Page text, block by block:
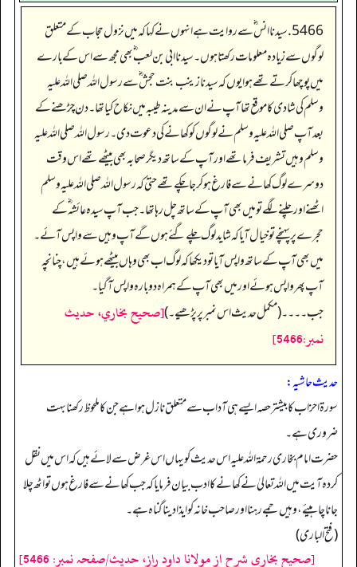
5466. سیدنا انس ؓ سے روایت ہے انہوں نے کہا کہ میں نزول حجاب کے متعلق
لوگوں سے زیادہ معلومات رکھتا ہوں۔ سیدنا ابی بن لعب ؓ بھی مجھ سے اس کے بارے
میں پوچھا کرتے تھے ہوا یوں کہ سیدنا زینب بنت حجش‬ ؓ س‬ے رسول اللہ صلی اللہ علیہ
وسلم کی شادی کا موقع تھا آپ نے ان سے مدینہ طیبہ میں نکاح کیا تھا۔ دن چڑھنے کے
بعد آپ صلی اللہ علیہ وسلم نے لوگوں کو کھانے کی دعوت دی۔ رسول اللہ صلی اللہ علیہ
وسلم وہیں تشریف فرما تھے اور آپ کے ساتھ دیگر صحابہ بھی بیٹھے تھے اس وقت
دوسرے لوگ کھانے سے فارغ ہو کر جا چکے تھے حتیٰ کہ رسول اللہ صلی اللہ علیہ وسلم
اٹھنے اور چلنے لگے تو میں بھی آپ کے ساتھ چل رہا تھا۔ جب آپ سیدہ عائشہ‬ ؓ ک‬ے
حجرے پر پہنچے تو خیال آیا کہ شاید لوگ چلے گئے ہوں گے آپ وہیں سے واپس آئے۔
میں بھی آپ کے ساتھ واپس آیا تو دیکھا کہ لوگ اب بھی وہاں بیٹھے ہوئے ہیں، چنانچہ
آپ پھر واپس ہوئے اور میں بھی آپ کے ہمراہ دوبارہ واپس آ گیا۔
جب۔۔۔۔ (مکمل حدیث اس نمبر پر پڑھیے۔)[صحيح بخاري، حديث
نمبر:5466]
حدیث حاشیہ:
سورۃ احزاب کا بیشتر حصہ ایسے ہی آداب سے متعلق نازل ہوا ہے جن کا ملحوظ رکھنا بہت
ضروری ہے۔
حضرت امام بخاری رحمۃ اللہ علیہ اس حدیث کو یہاں اس غرض سے لائے ہیں کہ اس میں نقل
کردہ آیت میں اللہ تعالیٰ نے کھانے کا ادب بیان فرمایا کہ جب کھانے سے فارغ ہوں تو اٹھ چلا
جانا چاہیئے، وہیں جمے رہنا اور صاحب خانہ کو ایذا دینا گناہ ہے۔
(فتح الباری)
[صحیح بخاری شرح از مولانا داود راز، حدیث/صفحہ نمبر: 5466]